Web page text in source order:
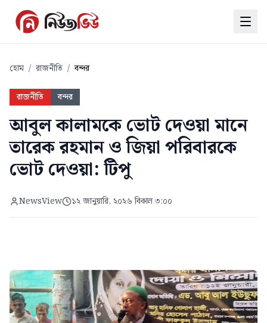
হোম / রাজনীতি / বন্দর
রাজনীতি বন্দর
আবুল কালামকে ভোট দেওয়া মানে
তারেক রহমান ও জিয়া পরিবারকে
ভোট দেওয়া: টিপু
NewsView ১২ জানুয়ারি, ২০২৬ বিকাল ৩:০০